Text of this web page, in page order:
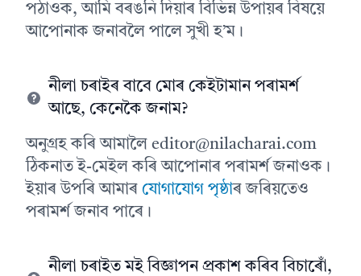
পঠাওক, আমি বৰঙনি দিয়াৰ বিভিন্ন উপায়ৰ বিষয়ে
আপোনাক জনাবলৈ পালে সুখী হ’ম।
নীলা চৰাইৰ বাবে মোৰ কেইটামান পৰামৰ্শ
আছে, কেনেকৈ জনাম?
অনুগ্ৰহ কৰি আমালৈ editor@nilacharai.com
ঠিকনাত ই-মেইল কৰি আপোনাৰ পৰামৰ্শ জনাওক।
ইয়াৰ উপৰি আমাৰ যোগাযোগ পৃষ্ঠাৰ জৰিয়তেও
পৰামৰ্শ জনাব পাৰে।
নীলা চৰাইত মই বিজ্ঞাপন প্ৰকাশ কৰিব বিচাৰোঁ,